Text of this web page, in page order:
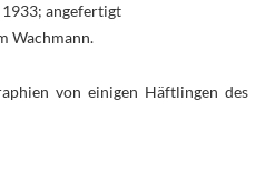
angefertigt
Wachmann.
von einigen Häftlingen des